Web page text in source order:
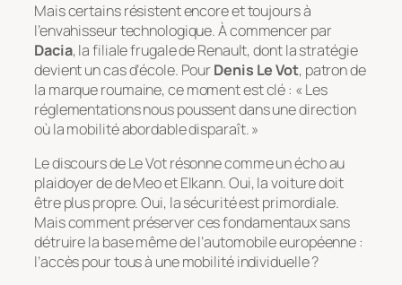
Mais certains résistent encore et toujours à
l’envahisseur technologique. À commencer par
Dacia, la filiale frugale de Renault, dont la stratégie
devient un cas d’école. PourDenis Le Vot, patron de
la marque roumaine, ce moment est clé : « Les
réglementations nous poussent dans une direction
où la mobilité abordable disparaît. »
Le discours de Le Vot résonne comme un écho au
plaidoyer de de Meo et Elkann. Oui, la voiture doit
être plus propre. Oui, la sécurité est primordiale.
Mais comment préserver ces fondamentaux sans
détruire la base même de l’automobile européenne :
l’accès pour tous à une mobilité individuelle ?